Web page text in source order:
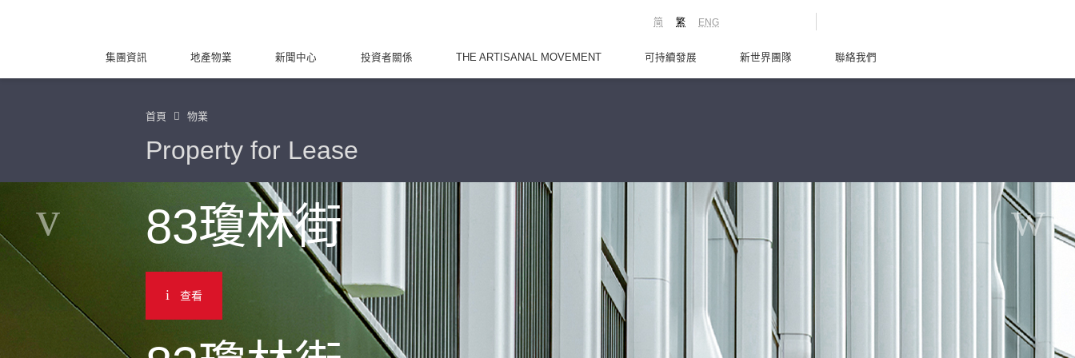
ENG
繁
简
集團資訊 地產物業 新聞中心 投資者關係 THE ARTISANAL MOVEMENT 可持續發展 新世界團隊 聯絡我們
首頁 物業
Property for Lease
83瓊林街
查看